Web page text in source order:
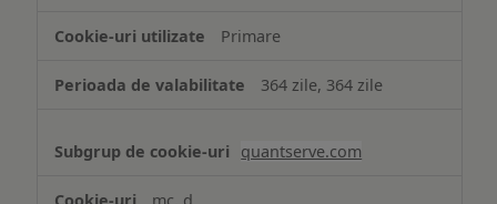
Primare
364 zile, 364 zile
quantserve.com